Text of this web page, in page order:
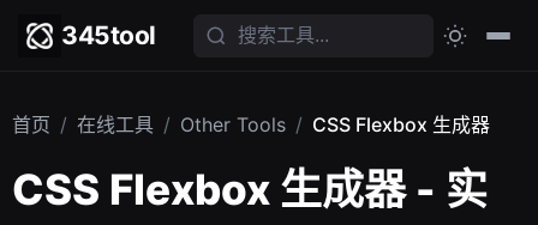
345tool
首页 / 在线工具 / Other Tools / CSS Flexbox 生成器
CSS Flexbox 生成器 - 实